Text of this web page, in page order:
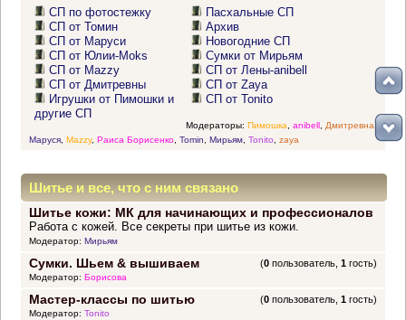
СП по фотостежку
СП от Томин
СП от Маруси
СП от Юлии-Moks
СП от Mazzy
СП от Дмитревны
Игрушки от Пимошки и
другие СП
Пасхальные СП
Архив
Новогодние СП
Сумки от Мирьям
СП от Лены-anibell
СП от Zaya
СП от Tonito
Модераторы: Пимошка anibell, Дмитревна ,
Маруся, Mazzy, Раиса Борисенко, Tomin Мирьям, Tonito zaya
Шитье и все, что с ним связано
Шитье кожи: МК для начинающих и профессионалов
Работа с кожей. Все секреты при шитье из кожи.
Модератор: Мирьям
Сумки. Шьем & вышиваем (0 пользователь,1 гость)
Модератор: Борисова
Мастер-классы по шитью (0 пользователь,1 гость)
Модератор: Tonito